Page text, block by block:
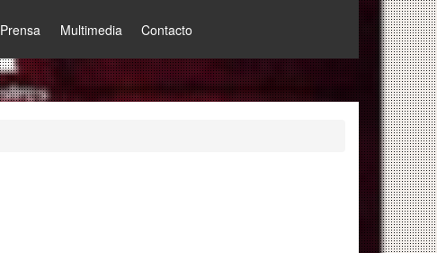
Prensa Multimedia Contacto